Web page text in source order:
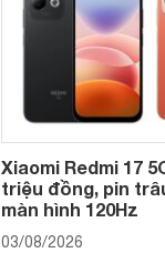
Xiaomi Redmi 17
triệu đồng, pin
màn hình 120Hz
03/08/2026